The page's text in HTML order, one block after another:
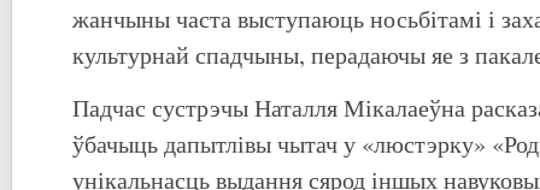
жанчыны часта выступаюць носьбітамі і
культурнай спадчыны, перадаючы яе з
Падчас сустрэчы Наталля Мікалаеўна
ўбачыць дапытлівы чытач у «люстэрку»
унікальнасць выдання сярод іншых